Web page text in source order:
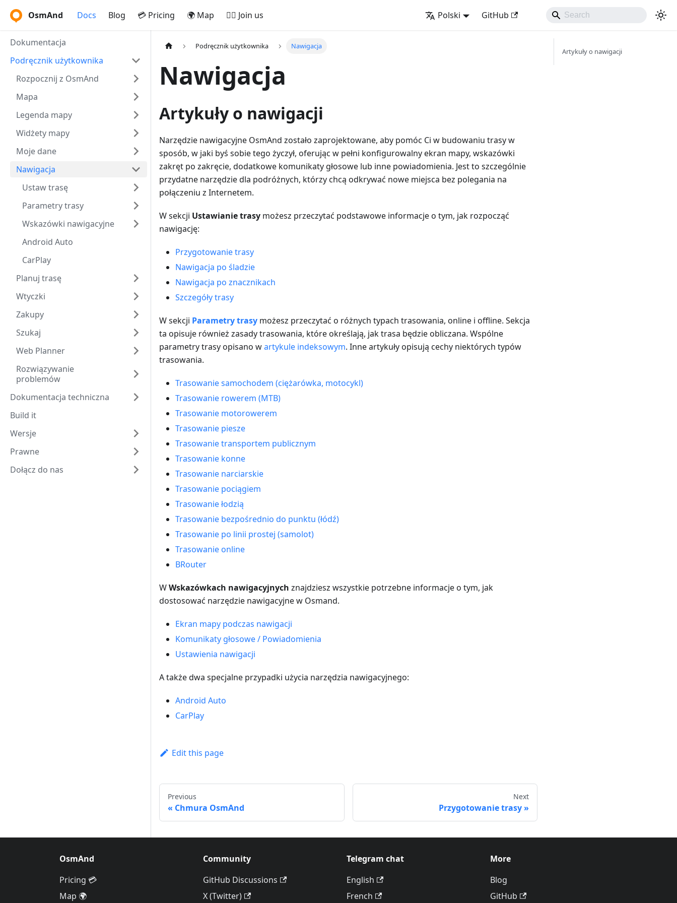
OsmAnd Docs Blog 💳 Pricing 🌍 Map 🚵‍♂️ Join us Polski GitHub
Dokumentacja
Podręcznik użytkownika
Rozpocznij z OsmAnd
Mapa
Legenda mapy
Widżety mapy
Moje dane
Nawigacja
Ustaw trasę
Parametry trasy
Wskazówki nawigacyjne
Android Auto
CarPlay
Planuj trasę
Wtyczki
Zakupy
Szukaj
Web Planner
Rozwiązywanie
problemów
Dokumentacja techniczna
Build it
Wersje
Prawne
Dołącz do nas
Podręcznik użytkownika Nawigacja
Nawigacja
Artykuły o nawigacji
Narzędzie nawigacyjne OsmAnd zostało zaprojektowane, aby pomóc Ci w budowaniu trasy w
sposób, w jaki byś sobie tego życzył, oferując w pełni konfigurowalny ekran mapy, wskazówki
zakręt po zakręcie, dodatkowe komunikaty głosowe lub inne powiadomienia. Jest to szczególnie
przydatne narzędzie dla podróżnych, którzy chcą odkrywać nowe miejsca bez polegania na
połączeniu z Internetem.
W sekcji Ustawianie trasy możesz przeczytać podstawowe informacje o tym, jak rozpocząć
nawigację:
Przygotowanie trasy
Nawigacja po śladzie
Nawigacja po znacznikach
Szczegóły trasy
W sekcji Parametry trasy możesz przeczytać o różnych typach trasowania, online i offline. Sekcja
ta opisuje również zasady trasowania, które określają, jak trasa będzie obliczana. Wspólne
parametry trasy opisano wartykule indeksowym. Inne artykuły opisują cechy niektórych typów
trasowania.
Trasowanie samochodem (ciężarówka, motocykl)
Trasowanie rowerem (MTB)
Trasowanie motorowerem
Trasowanie piesze
Trasowanie transportem publicznym
Trasowanie konne
Trasowanie narciarskie
Trasowanie pociągiem
Trasowanie łodzią
Trasowanie bezpośrednio do punktu (łódź)
Trasowanie po linii prostej (samolot)
Trasowanie online
BRouter
WWskazówkach nawigacyjnych znajdziesz wszystkie potrzebne informacje o tym, jak
dostosować narzędzie nawigacyjne w Osmand.
Ekran mapy podczas nawigacji
Komunikaty głosowe / Powiadomienia
Ustawienia nawigacji
A także dwa specjalne przypadki użycia narzędzia nawigacyjnego:
Android Auto
CarPlay
Edit this page
Previous
Chmura OsmAnd
Next
Przygotowanie trasy
Artykuły o nawigacji
OsmAnd
Pricing 💳
Map 🌍
Community
GitHub Discussions
X (Twitter)
Telegram chat
English
French
More
Blog
GitHub